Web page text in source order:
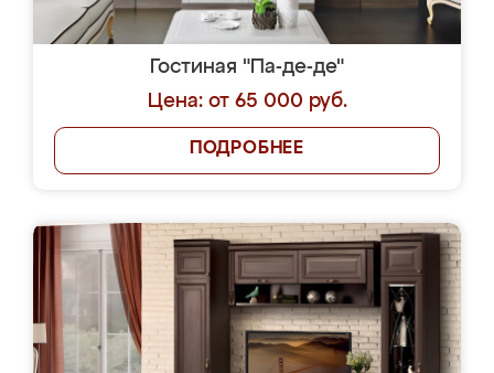
Гостиная "Па-де-де"
Цена: от 65 000 руб.
ПОДРОБНЕЕ